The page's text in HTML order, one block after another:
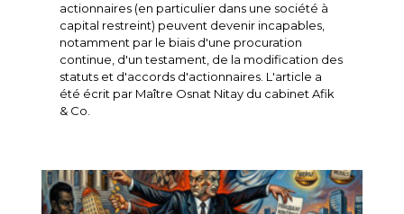
actionnaires (en particulier dans une société à
capital restreint) peuvent devenir incapables,
notamment par le biais d'une procuration
continue, d'un testament, de la modification des
statuts et d'accords d'actionnaires. L'article a
été écrit par Maître Osnat Nitay du cabinet Afik
& Co.